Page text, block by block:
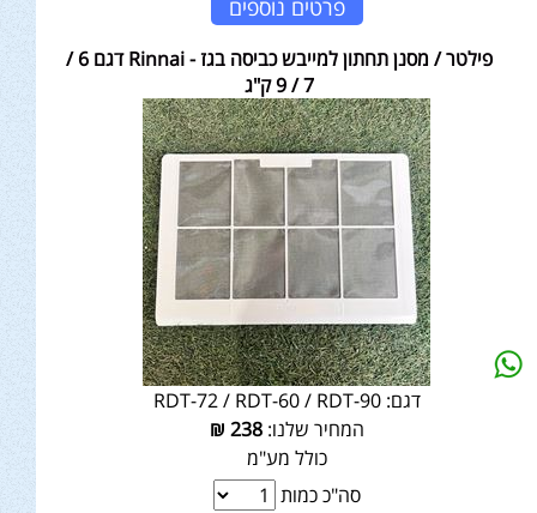
פרטים נוספים
פילטר / מסנן תחתון למייבש כביסה בגז - Rinnai דגם 6 /
7 / 9 ק"ג
דגם: RDT-72 / RDT-60 / RDT-90
המחיר שלנו:238
₪
כולל מע"מ
סה"כ כמות